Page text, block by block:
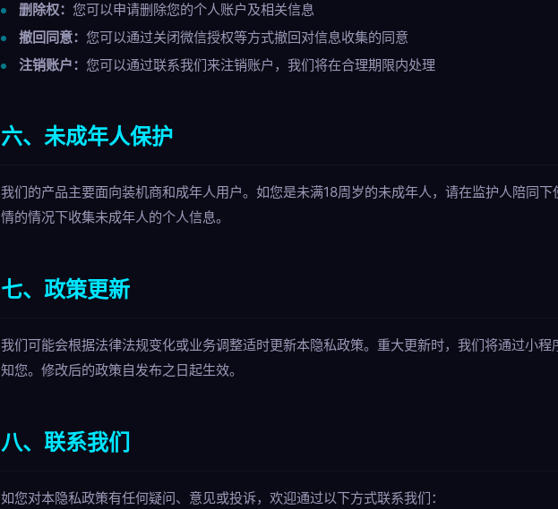
删除权： 您可以申请删除您的个人账户及相关信息
撤回同意： 您可以通过关闭微信授权等方式撤回对信息收集的同意
注销账户： 您可以通过联系我们来注销账户，我们将在合理期限内处理
六、未成年人保护
我们的产品主要面向装机商和成年人用户。如您是未满18周岁的未成年人，请在监护人陪同
情的情况下收集未成年人的个人信息。
七、政策更新
我们可能会根据法律法规变化或业务调整适时更新本隐私政策。重大更新时，我们将通过小
知您。修改后的政策自发布之日起生效。
八、联系我们
如您对本隐私政策有任何疑问、意见或投诉，欢迎通过以下方式联系我们：